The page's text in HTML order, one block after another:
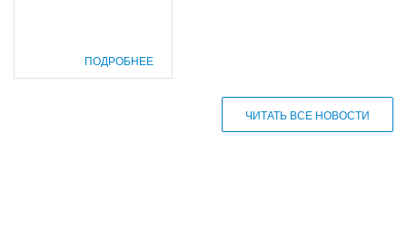
ПОДРОБНЕЕ
ЧИТАТЬ ВСЕ НОВОСТИ